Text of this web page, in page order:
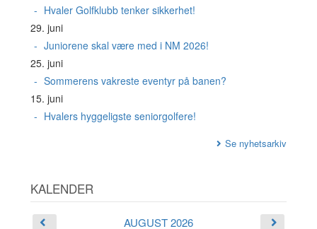
Hvaler Golfklubb tenker sikkerhet!
29. juni
Juniorene skal være med i NM 2026!
25. juni
Sommerens vakreste eventyr på banen?
15. juni
Hvalers hyggeligste seniorgolfere!
Se nyhetsarkiv
KALENDER
AUGUST 2026